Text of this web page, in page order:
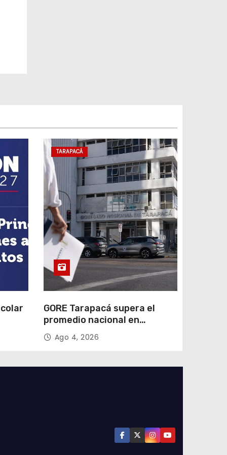
TARAPACÁ
GORE Tarapacá supera el
promedio nacional en
Transparencia
Ago 4, 2026